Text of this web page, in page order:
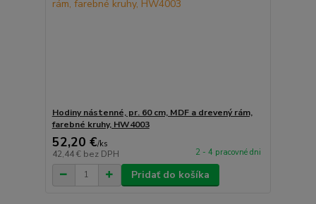
Hodiny nástenné, pr. 60 cm, MDF a drevený rám,
farebné kruhy, HW4003
52,20 €/ks
42,44 € bez DPH 2 - 4 pracovné dni
Pridať do košíka